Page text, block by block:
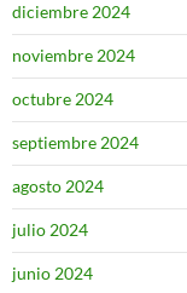
diciembre 2024
noviembre 2024
octubre 2024
septiembre 2024
agosto 2024
julio 2024
junio 2024